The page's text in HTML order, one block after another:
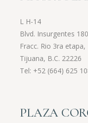
L H-14
Blvd. Insurgentes
Fracc. Rio 3ra etapa,
Tijuana, B.C. 22226
Tel: +52 (664) 625
PLAZA